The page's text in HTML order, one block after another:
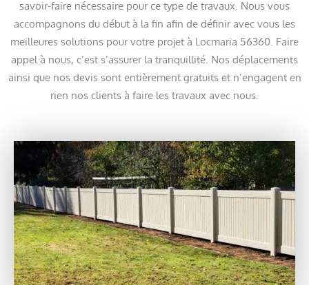
savoir-faire nécessaire pour ce type de travaux. Nous vous
accompagnons du début à la fin afin de définir avec vous les
meilleures solutions pour votre projet à Locmaria 56360. Faire
appel à nous, c’est s’assurer la tranquillité. Nos déplacements
ainsi que nos devis sont entièrement gratuits et n’engagent en
rien nos clients à faire les travaux avec nous.